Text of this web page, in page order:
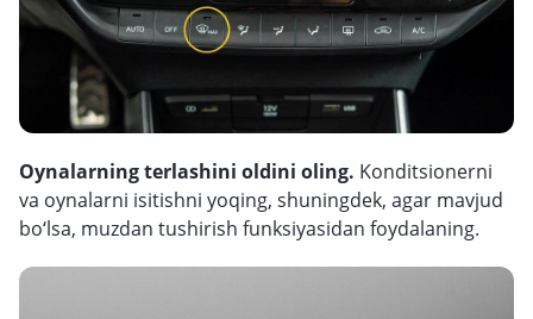
Oynalarning terlashini oldini oling. Konditsionerni
va oynalarni isitishni yoqing, shuningdek, agar mavjud
bo‘lsa, muzdan tushirish funksiyasidan foydalaning.